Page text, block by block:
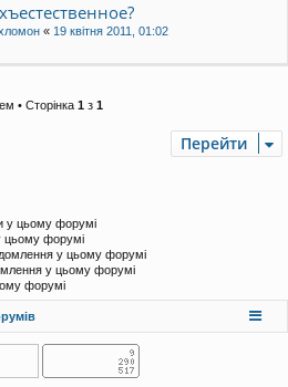
« 19 квітня 2011, 01:02
• Сторінка 1 з 1
Перейти
у цьому форумі
цьому форумі
у цьому форумі
у цьому форумі
форумі